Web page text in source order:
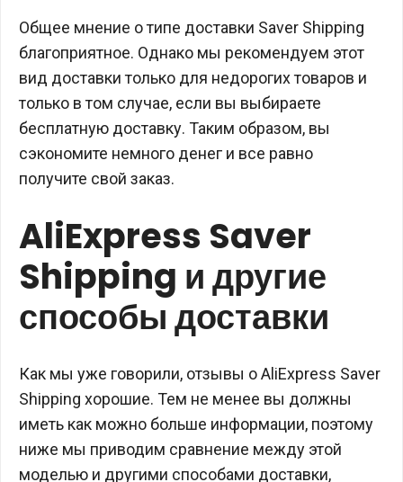
Общее мнение о типе доставки Saver Shipping
благоприятное. Однако мы рекомендуем этот
вид доставки только для недорогих товаров и
только в том случае, если вы выбираете
бесплатную доставку. Таким образом, вы
сэкономите немного денег и все равно
получите свой заказ.
AliExpress Saver
Shipping и другие
способы доставки
Как мы уже говорили, отзывы о AliExpress Saver
Shipping хорошие. Тем не менее вы должны
иметь как можно больше информации, поэтому
ниже мы приводим сравнение между этой
моделью и другими способами доставки,